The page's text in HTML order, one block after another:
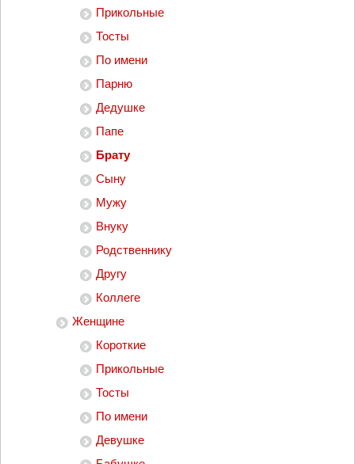
Прикольные
Тосты
По имени
Парню
Дедушке
Папе
Брату
Сыну
Мужу
Внуку
Родственнику
Другу
Коллеге
Женщине
Короткие
Прикольные
Тосты
По имени
Девушке